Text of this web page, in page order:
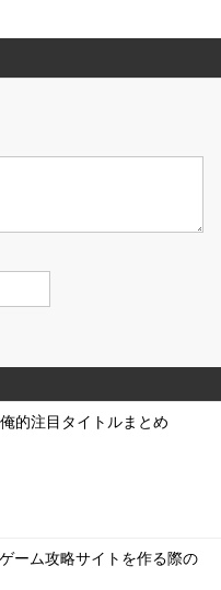
的注目タイトルまとめ
ーム攻略サイトを作る際の